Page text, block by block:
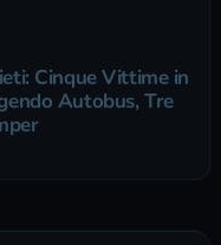
Cinque Vittime in
Autobus, Tre